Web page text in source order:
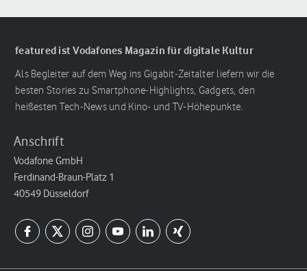
featured ist Vodafones Magazin für digitale Kultur
Als Begleiter auf dem Weg ins Gigabit-Zeitalter liefern wir die
besten Stories zu Smartphone-Highlights, Gadgets, den
heißesten Tech-News und Kino- und TV-Höhepunkte.
Anschrift
Vodafone GmbH
Ferdinand-Braun-Platz 1
40549 Düsseldorf